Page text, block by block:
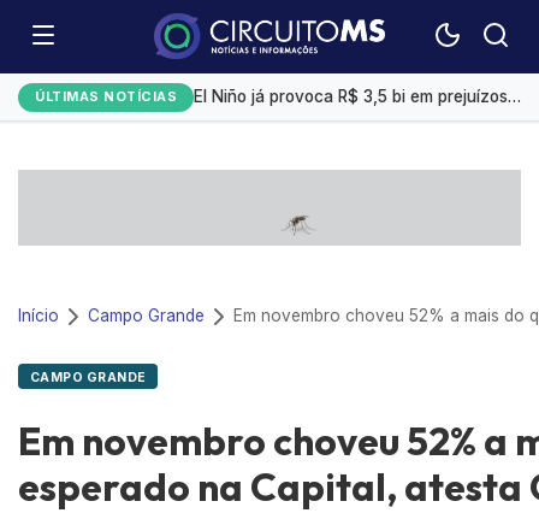
ÚLTIMAS NOTÍCIAS
Emplacamentos de veículos cresceram 10% em julho
El Niño já provoca R$ 3,5 bi em prejuízos e afeta mais 200 cidades brasileiras, diz CNM
Campo Grande tem a 4ª menor taxa de desemprego
Início Campo Grande
CAMPO GRANDE
Em novembro choveu 52% a
esperado na Capital, atesta